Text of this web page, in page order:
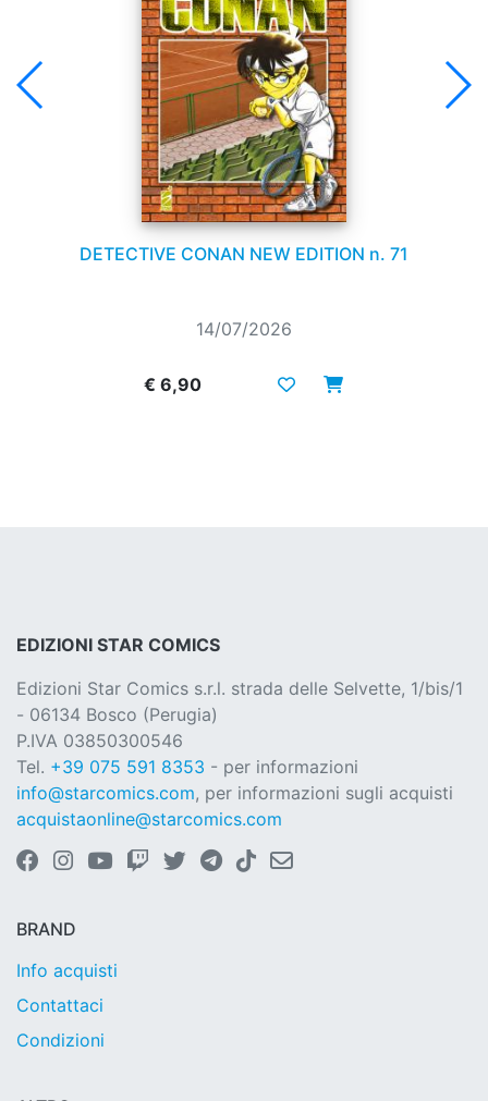
DETECTIVE CONAN NEW EDITION n. 71
14/07/2026
€ 6,90
EDIZIONI STAR COMICS
Edizioni Star Comics s.r.l. strada delle Selvette, 1/bis/1
- 06134 Bosco (Perugia)
P.IVA 03850300546
Tel. +39 075 591 8353 - per informazioni
info@starcomics.com, per informazioni sugli acquisti
acquistaonline@starcomics.com
BRAND
Info acquisti
Contattaci
Condizioni